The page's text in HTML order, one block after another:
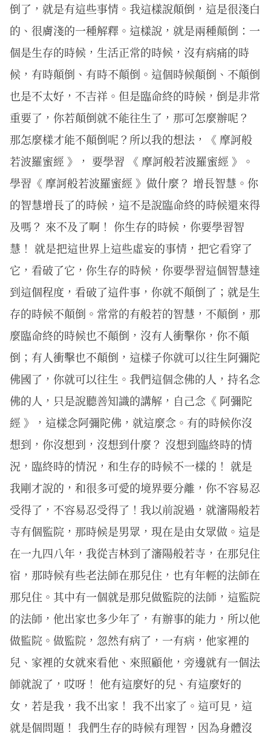
倒了，就是有這些事情。我這樣說顛倒，這是很淺白
的、很膚淺的一種解釋。這樣說，就是兩種顛倒：一
個是生存的時候，生活正常的時候，沒有病痛的時
候，有時顛倒、有時不顛倒。這個時候顛倒、不顛倒
也是不太好，不吉祥。但是臨命終的時候，倒是非常
重要了，你若顛倒就不能往生了，那可怎麼辦呢？
那怎麼樣才能不顛倒呢？所以我的想法，《 摩訶般
若波羅蜜經 》， 要學習 《 摩訶般若波羅蜜經 》。
學習《 摩訶般若波羅蜜經 》做什麼？ 增長智慧。你
的智慧增長了的時候，這不是說臨命終的時候還來得
及嗎？ 來不及了啊！ 你生存的時候，你要學習智
慧！ 就是把這世界上這些虛妄的事情，把它看穿了
它，看破了它，你生存的時候，你要學習這個智慧達
到這個程度，看破了這件事，你就不顛倒了；就是生
存的時候不顛倒。常常的有般若的智慧，不顛倒，那
麼臨命終的時候也不顛倒，沒有人衝擊你，你不顛
倒；有人衝擊也不顛倒，這樣子你就可以往生阿彌陀
佛國了，你就可以往生。我們這個念佛的人，持名念
佛的人，只是說聽善知識的講解，自己念《 阿彌陀
經 》，這樣念阿彌陀佛，就這麼念。有的時候你沒
想到，你沒想到，沒想到什麼？ 沒想到臨終時的情
況，臨終時的情況，和生存的時候不一樣的！ 就是
我剛才說的，和很多可愛的境界要分離，你不容易忍
受得了，不容易忍受得了！我以前說過，就瀋陽般若
寺有個監院，那時候是男眾，現在是由女眾做。這是
在一九四八年，我從吉林到了瀋陽般若寺，在那兒住
宿，那時候有些老法師在那兒住，也有年輕的法師在
那兒住。其中有一個就是那兒做監院的法師，這監院
的法師，他出家也多少年了，有辦事的能力，所以他
做監院。做監院，忽然有病了，一有病，他家裡的
兒、家裡的女就來看他、來照顧他，旁邊就有一個法
師就說了，哎呀！ 他有這麼好的兒、有這麼好的
女，若是我，我不出家！ 我不出家了。這可見，這
就是個問題！ 我們生存的時候有理智，因為身體沒